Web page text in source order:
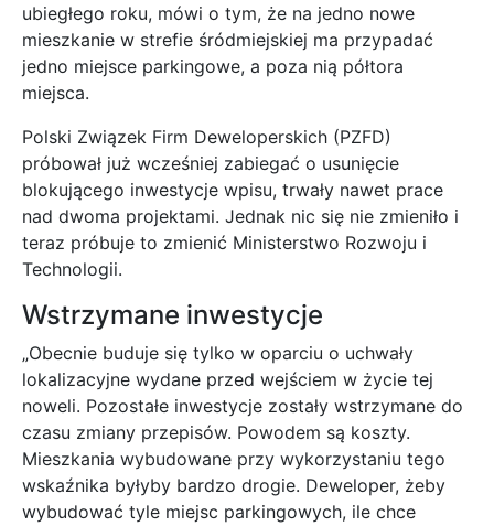
ubiegłego roku, mówi o tym, że na jedno nowe
mieszkanie w strefie śródmiejskiej ma przypadać
jedno miejsce parkingowe, a poza nią półtora
miejsca.
Polski Związek Firm Deweloperskich (PZFD)
próbował już wcześniej zabiegać o usunięcie
blokującego inwestycje wpisu, trwały nawet prace
nad dwoma projektami. Jednak nic się nie zmieniło i
teraz próbuje to zmienić Ministerstwo Rozwoju i
Technologii.
Wstrzymane inwestycje
„Obecnie buduje się tylko w oparciu o uchwały
lokalizacyjne wydane przed wejściem w życie tej
noweli. Pozostałe inwestycje zostały wstrzymane do
czasu zmiany przepisów. Powodem są koszty.
Mieszkania wybudowane przy wykorzystaniu tego
wskaźnika byłyby bardzo drogie. Deweloper, żeby
wybudować tyle miejsc parkingowych, ile chce